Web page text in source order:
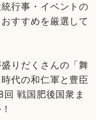
行事・イベントの
すすめを厳選して
りだくさんの「舞
代の和仁軍と豊臣
戦国肥後国衆ま